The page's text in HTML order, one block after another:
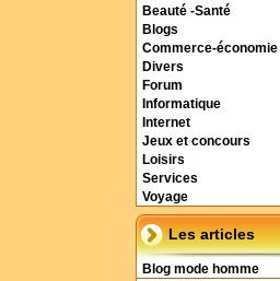
Beauté -Santé
Blogs
Commerce-économie
Divers
Forum
Informatique
Internet
Jeux et concours
Loisirs
Services
Voyage
Les articles
Blog mode homme